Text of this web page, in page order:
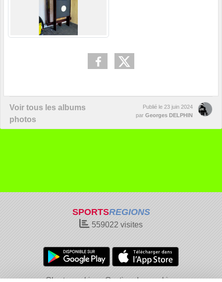
Voir tous les albums
photos
Publié le 23 juin 2024
par Georges DELPHIN
SPORTSREGIONS
559022 visites
Charte cookies Gestion des cookies